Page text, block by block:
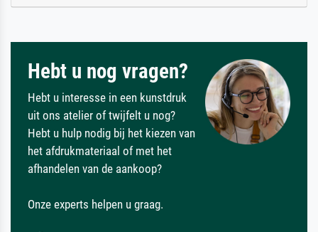
Hebt u nog vragen?
Hebt u interesse in een kunstdruk
uit ons atelier of twijfelt u nog?
Hebt u hulp nodig bij het kiezen van
het afdrukmateriaal of met het
afhandelen van de aankoop?
Onze experts helpen u graag.